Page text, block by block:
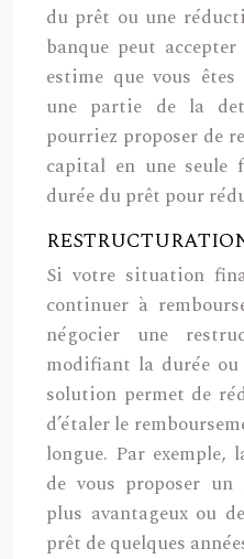
du prêt ou une
banque peut
estime que vous
une partie de la
pourriez proposer de
capital en une seule
durée du prêt pour
Si votre situation
continuer à
négocier une
modifiant la durée
solution permet de
d’étaler le
longue. Par exemple,
de vous proposer un
plus avantageux ou
prêt de quelques